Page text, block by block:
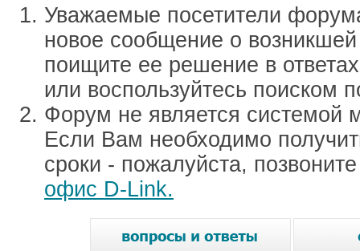
Уважаемые посетители
новое сообщение о
поищите ее решение в
или воспользуйтесь поиском
Форум не является системой
Если Вам необходимо
сроки - пожалуйста,
офис D-Link.